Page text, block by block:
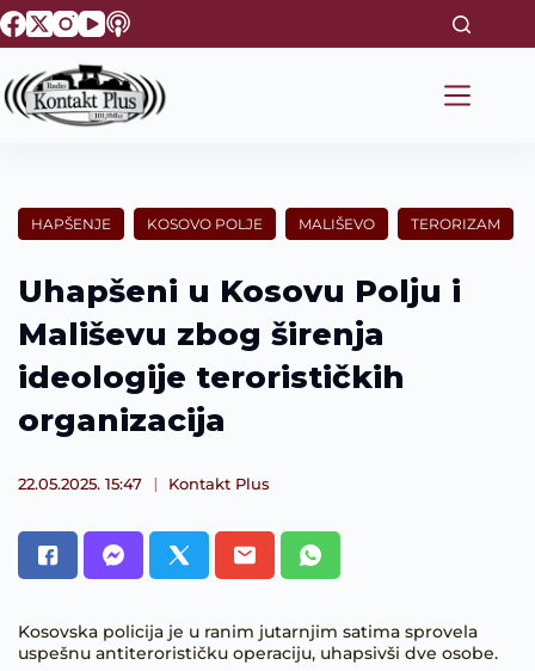
S
k
p
t
e
t
HAPŠENJE KOSOVO POLJE MALIŠEVO TERORIZAM
Uhapšeni u Kosovu Polju i
Mališevu zbog širenja
ideologije terorističkih
organizacija
22.05.2025. 15:47 Kontakt Plus
Kosovska policija je u ranim jutarnjim satima sprovela
uspešnu antiterorističku operaciju, uhapsivši dve osobe.